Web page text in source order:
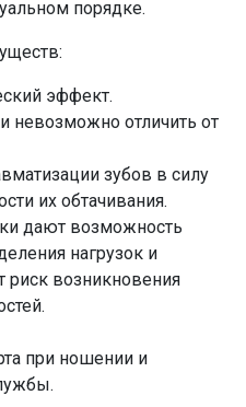
порядке.
эффект.
невозможно отличить от
зубов в силу
их обтачивания.
дают возможность
нагрузок и
возникновения
при ношении и